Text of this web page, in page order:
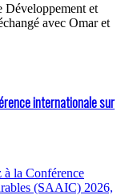
et
avec Omar et
internationale sur